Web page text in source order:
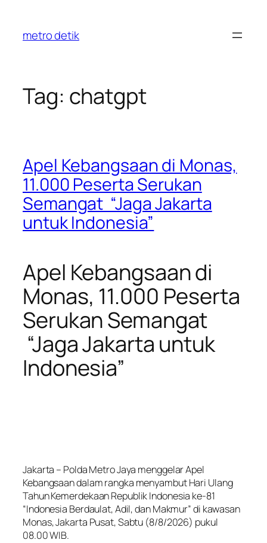
content
metro detik
Tag: chatgpt
Apel Kebangsaan di Monas,
11.000 Peserta Serukan
Semangat “Jaga Jakarta
untuk Indonesia”
Apel Kebangsaan di
Monas, 11.000 Peserta
Serukan Semangat
“Jaga Jakarta untuk
Indonesia”
Jakarta – Polda Metro Jaya menggelar Apel
Kebangsaan dalam rangka menyambut Hari Ulang
Tahun Kemerdekaan Republik Indonesia ke-81
“Indonesia Berdaulat, Adil, dan Makmur” di kawasan
Monas, Jakarta Pusat, Sabtu (8/8/2026) pukul
08.00 WIB.